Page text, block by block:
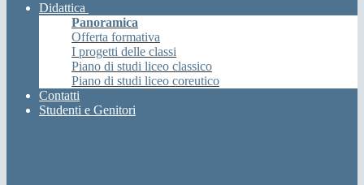
Didattica
Panoramica
Offerta formativa
I progetti delle classi
Piano di studi liceo classico
Piano di studi liceo coreutico
Contatti
Studenti e Genitori